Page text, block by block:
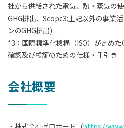
社から供給された電気、熱・蒸気の
GHG排出、Scope3:上記以外の事業
ンのGHG排出)
*3：国際標準化機構（ISO）が定め
確認及び検証のための仕様・手引き
会社概要
・株式会社ゼロボード（https://